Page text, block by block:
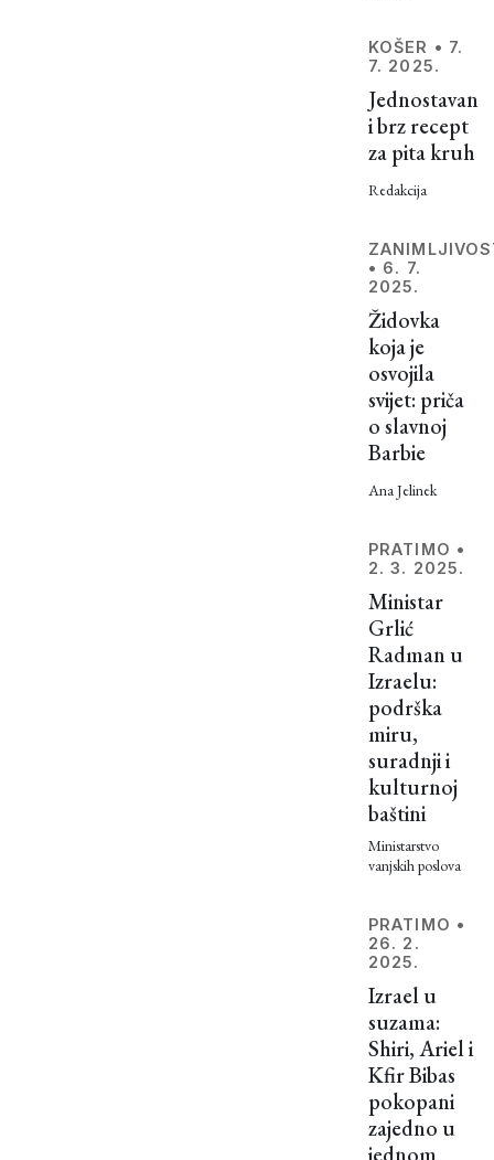
KOŠER • 7.
7. 2025.
Jednostavan
i brz recept
za pita kruh
Redakcija
• 6. 7.
2025.
Židovka
koja je
osvojila
svijet: priča
o slavnoj
Barbie
Ana Jelinek
PRATIMO •
2. 3. 2025.
Ministar
Grlić
Radman u
Izraelu:
podrška
miru,
suradnji i
kulturnoj
baštini
Ministarstvo
vanjskih poslova
PRATIMO •
26. 2.
2025.
Izrael u
suzama:
Shiri, Ariel i
Kfir Bibas
pokopani
zajedno u